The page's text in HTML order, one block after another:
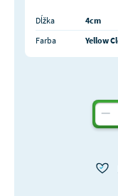
Dĺžka 4cm
Farba
Yellow